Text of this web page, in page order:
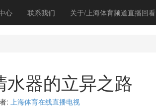
心 联系我们 关于/上海体育频道直播回看
器的立异之路
:上海体育在线直播电视